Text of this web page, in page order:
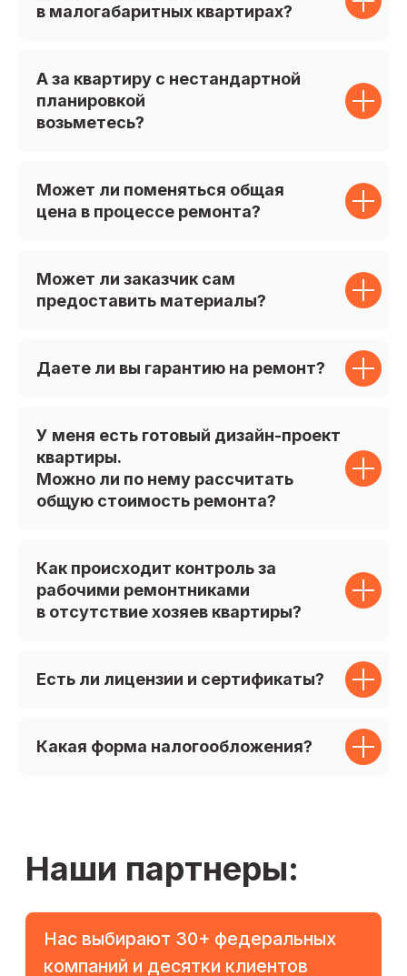
в малогабаритных квартирах?
А за квартиру с нестандартной
планировкой
возьметесь?
Может ли поменяться общая
цена в процессе ремонта?
Может ли заказчик сам
предоставить материалы?
Даете ли вы гарантию на ремонт?
У меня есть готовый дизайн-проект
квартиры.
Можно ли по нему рассчитать
общую стоимость ремонта?
Как происходит контроль за
рабочими ремонтниками
в отсутствие хозяев квартиры?
Есть ли лицензии и сертификаты?
Какая форма налогообложения?